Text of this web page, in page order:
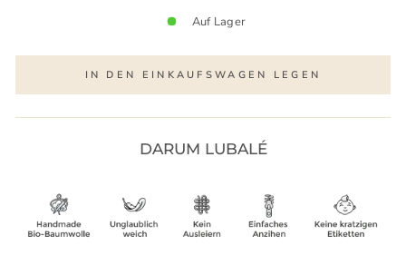
Auf Lager
IN DEN EINKAUFSWAGEN LEGEN
DARUM LUBALÉ